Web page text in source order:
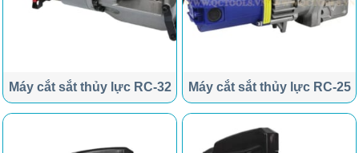
Máy cắt sắt thủy lực RC-32 Máy cắt sắt thủy lực RC-25